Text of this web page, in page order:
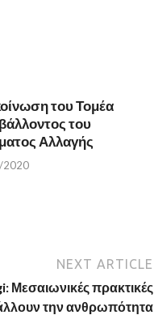
του Τομέα
του
Αλλαγής
2020
NEXT ARTICLE
Μεσαιωνικές πρακτικές
την ανθρωπότητα